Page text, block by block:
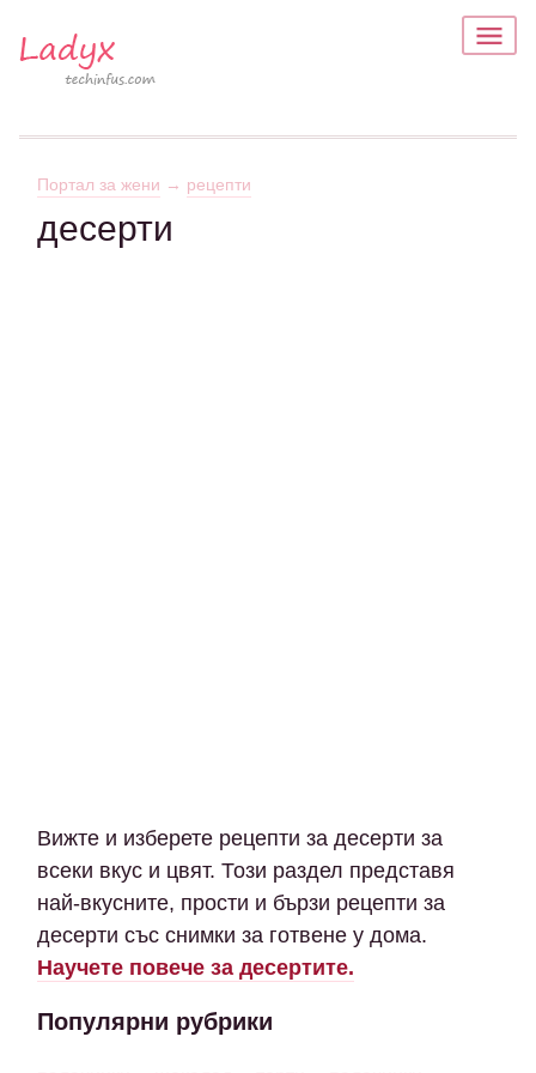
Портал за жени → рецепти
десерти
Вижте и изберете рецепти за десерти за
всеки вкус и цвят. Този раздел представя
най-вкусните, прости и бързи рецепти за
десерти със снимки за готвене у дома.
Научете повече за десертите.
Популярни рубрики